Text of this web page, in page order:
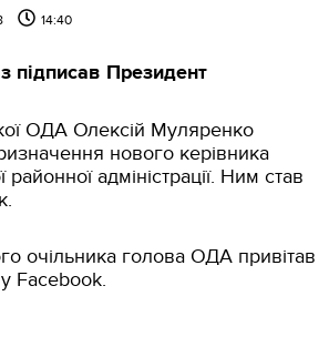
14:40
підписав Президент
ОДА Олексій Муляренко
нового керівника
адміністрації. Ним став
очільника голова ОДА привітав
у Facebook.